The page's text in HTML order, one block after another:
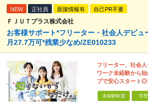
NEW 正社員 面接情報有 自己PR不要
ＦＪＵＴプラス株式会社
お客様サポート*フリーター・社会人デビュ
月27.7万可*残業少なめ/ZE010233
フリーター、社会
ワーク未経験から
プで安心スタート◎
未経験歓迎 学